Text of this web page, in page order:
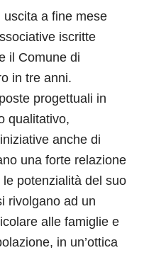
a fine mese
iscritte
il Comune di
in tre anni.
progettuali in
qualitativo,
anche di
una forte relazione
potenzialità del suo
rivolgano ad un
alle famiglie e
in un’ottica